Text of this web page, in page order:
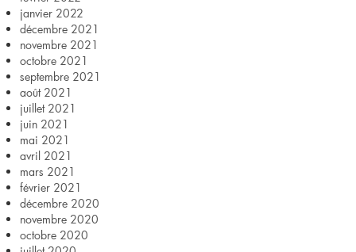
janvier 2022
décembre 2021
novembre 2021
octobre 2021
septembre 2021
août 2021
juillet 2021
juin 2021
mai 2021
avril 2021
mars 2021
février 2021
décembre 2020
novembre 2020
octobre 2020